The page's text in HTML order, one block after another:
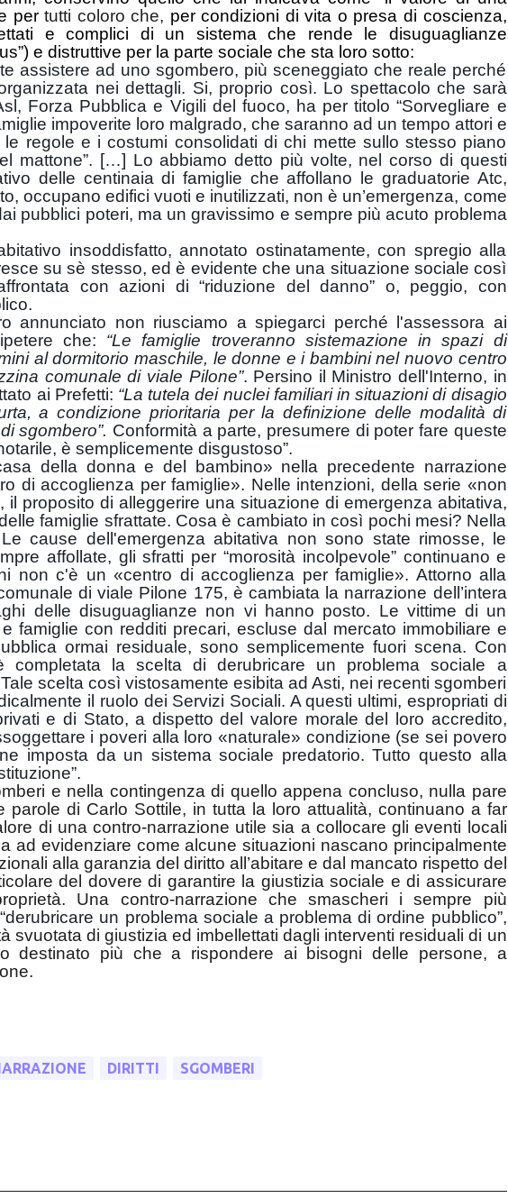
pertutti coloro che, per condizioni di vita o presa di coscienza,
e complici di un sistema che rende le disuguaglianze
e distruttive per la parte sociale che sta loro sotto:
assistere ad uno sgombero, più sceneggiato che reale perché
nei dettagli. Si, proprio così. Lo spettacolo che sarà
Forza Pubblica e Vigili del fuoco, ha per titolo “Sorvegliare e
impoverite loro malgrado, che saranno ad un tempo attori e
le regole e i costumi consolidati di chi mette sullo stesso piano
mattone”. […] Lo abbiamo detto più volte, nel corso di questi
delle centinaia di famiglie che affollano le graduatorie Atc,
occupano edifici vuoti e inutilizzati, non è un’emergenza, come
pubblici poteri, ma un gravissimo e sempre più acuto problema
insoddisfatto, annotato ostinatamente, con spregio alla
su sè stesso, ed è evidente che una situazione sociale così
con azioni di “riduzione del danno” o, peggio, con
annunciato non riusciamo a spiegarci perché l'assessora ai
che: “Le famiglie troveranno sistemazione in spazi di
al dormitorio maschile, le donne e i bambini nel nuovo centro
comunale di viale Pilone”. Persino il Ministro dell'Interno, in
ai Prefetti: “La tutela dei nuclei familiari in situazioni di disagio
a condizione prioritaria per la definizione delle modalità di
sgombero”. Conformità a parte, presumere di poter fare queste
è semplicemente disgustoso”.
della donna e del bambino» nella precedente narrazione
di accoglienza per famiglie». Nelle intenzioni, della serie «non
il proposito di alleggerire una situazione di emergenza abitativa,
famiglie sfrattate. Cosa è cambiato in così pochi mesi? Nella
cause dell'emergenza abitativa non sono state rimosse, le
affollate, gli sfratti per “morosità incolpevole” continuano e
non c'è un «centro di accoglienza per famiglie». Attorno alla
di viale Pilone 175, è cambiata la narrazione dell’intera
delle disuguaglianze non vi hanno posto. Le vittime di un
famiglie con redditi precari, escluse dal mercato immobiliare e
ormai residuale, sono semplicemente fuori scena. Con
completata la scelta di derubricare un problema sociale a
scelta così vistosamente esibita ad Asti, nei recenti sgomberi
il ruolo dei Servizi Sociali. A questi ultimi, espropriati di
e di Stato, a dispetto del valore morale del loro accredito,
i poveri alla loro «naturale» condizione (se sei povero
imposta da un sistema sociale predatorio. Tutto questo alla
e nella contingenza di quello appena concluso, nulla pare
parole di Carlo Sottile, in tutta la loro attualità, continuano a far
di una contro-narrazione utile sia a collocare gli eventi locali
ad evidenziare come alcune situazioni nascano principalmente
alla garanzia del diritto all’abitare e dal mancato rispetto del
del dovere di garantire la giustizia sociale e di assicurare
Una contro-narrazione che smascheri i sempre più
derubricare un problema sociale a problema di ordine pubblico”,
svuotata di giustizia ed imbellettati dagli interventi residuali di un
destinato più che a rispondere ai bisogni delle persone, a
DIRITTI SGOMBERI